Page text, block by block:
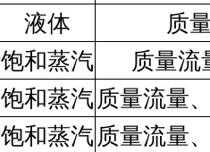
液体
质
饱和蒸汽
质量流
饱和蒸汽 质量流量
饱和蒸汽 质量流量